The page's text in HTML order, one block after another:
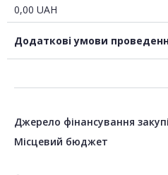
0,00 UAH
Додаткові умови
Джерело фінансування
Місцевий бюджет